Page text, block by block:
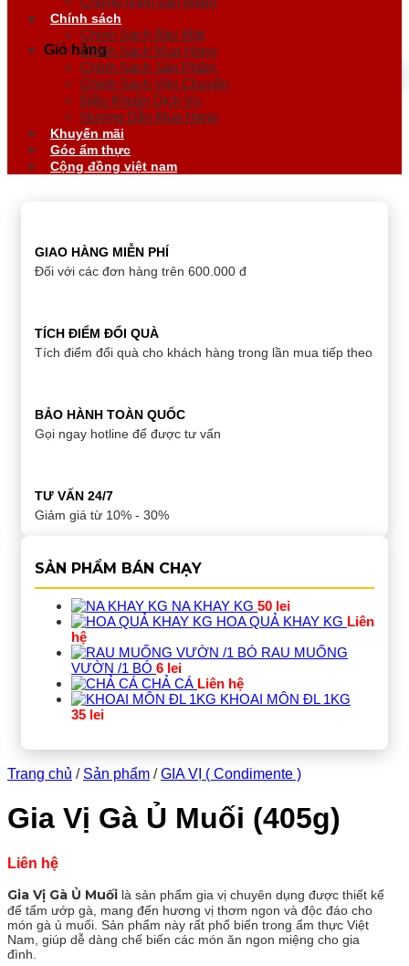
Giỏ hàng
Chính sách
Chính Sách Bảo Mật
Chính Sách Mua Hàng
Chính Sách Sản Phẩm
Chính Sách Vận Chuyển
Điều Khoản Dịch Vụ
Hướng Dẫn Mua Hàng
Khuyến mãi
Góc ẩm thực
Cộng đồng việt nam
GIAO HÀNG MIỄN PHÍ
Đối với các đơn hàng trên 600.000 đ
TÍCH ĐIỂM ĐỔI QUÀ
Tích điểm đổi quà cho khách hàng trong lần mua tiếp theo
BẢO HÀNH TOÀN QUỐC
Gọi ngay hotline để được tư vấn
TƯ VẤN 24/7
Giảm giá từ 10% - 30%
SẢN PHẨM BÁN CHẠY
NA KHAY KG 50 lei
HOA QUẢ KHAY KG Liên
hệ
RAU MUỐNG
VƯỜN /1 BÓ 6 lei
CHẢ CÁ Liên hệ
KHOAI MÔN ĐL 1KG
35 lei
Trang chủ / Sản phẩm / GIA VỊ ( Condimente )
Gia Vị Gà Ủ Muối (405g)
Liên hệ
Gia Vị Gà Ủ Muối là sản phẩm gia vị chuyên dụng được thiết kế
để tẩm ướp gà, mang đến hương vị thơm ngon và độc đáo cho
món gà ủ muối. Sản phẩm này rất phổ biến trong ẩm thực Việt
Nam, giúp dễ dàng chế biến các món ăn ngon miệng cho gia
đình.